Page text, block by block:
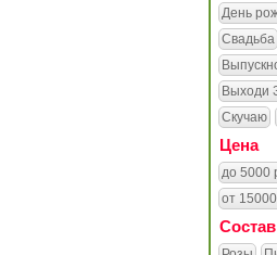
День
Свадьба
Выходи
Скучаю
Цена
до 5000
от
Состав